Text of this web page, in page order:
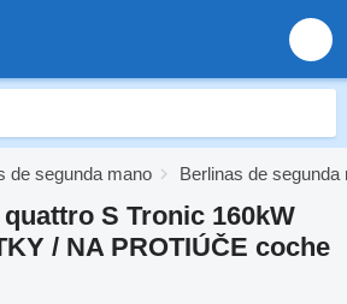
de segunda mano Berlinas de segunda
S Tronic 160kW
/ NA PROTIÚČE coche